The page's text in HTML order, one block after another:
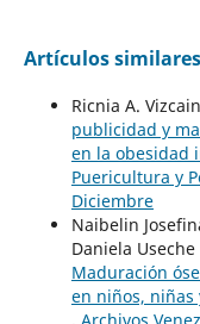
Artículos similares
Ricnia A.
publicidad y
en la obesidad
Puericultura y
Diciembre
Naibelin
Daniela
Maduración
en niños, niñas